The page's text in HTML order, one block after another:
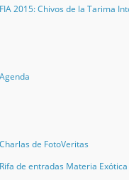
FIA 2015: Chivos de la Tarima
Agenda
Charlas de FotoVeritas
Rifa de entradas Materia Exótica